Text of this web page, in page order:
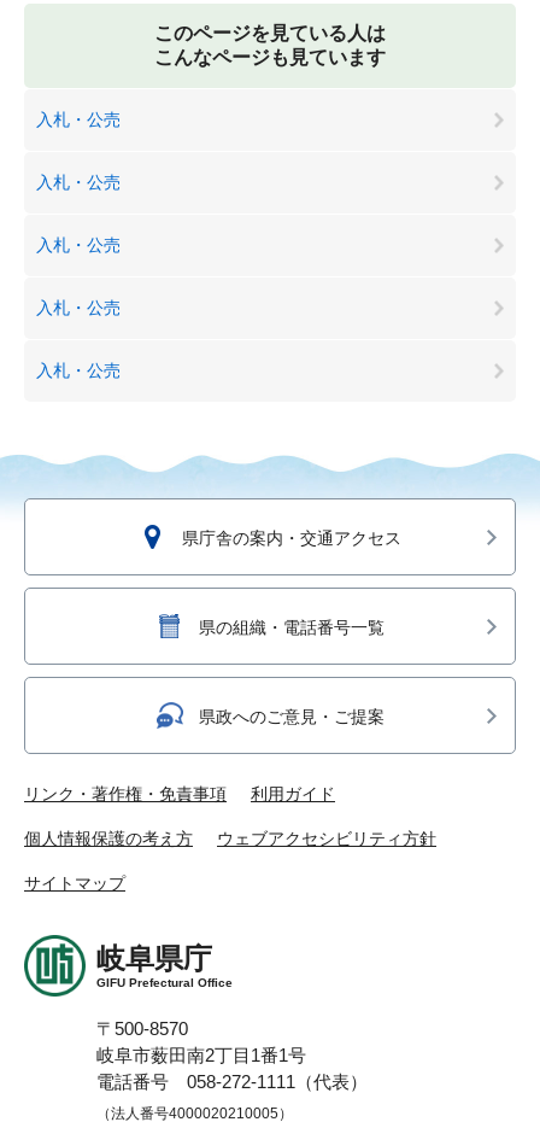
このページを見ている人は
こんなページも見ています
入札・公売
入札・公売
入札・公売
入札・公売
入札・公売
県庁舎の案内・交通アクセス
県の組織・電話番号一覧
県政へのご意見・ご提案
リンク・著作権・免責事項 利用ガイド
個人情報保護の考え方 ウェブアクセシビリティ方針
サイトマップ
岐阜県庁
GIFU Prefectural Office
〒500-8570
岐阜市薮田南2丁目1番1号
電話番号 058-272-1111（代表）
（法人番号4000020210005）